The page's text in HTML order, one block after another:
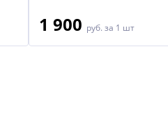
1 900 руб. за 1 шт